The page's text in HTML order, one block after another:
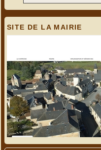
SITE DE LA MAIRIE